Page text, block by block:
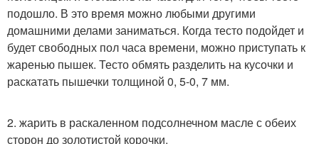
подошло. В это время можно любыми другими
домашними делами заниматься. Когда тесто подойдет и
будет свободных пол часа времени, можно приступать к
жаренью пышек. Тесто обмять разделить на кусочки и
раскатать пышечки толщиной 0, 5-0, 7 мм.
2. жарить в раскаленном подсолнечном масле с обеих
сторон до золотистой корочки.